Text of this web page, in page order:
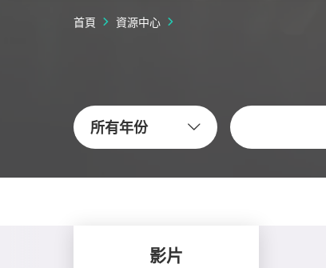
首頁 資源中心
所有年份
關鍵字
影片